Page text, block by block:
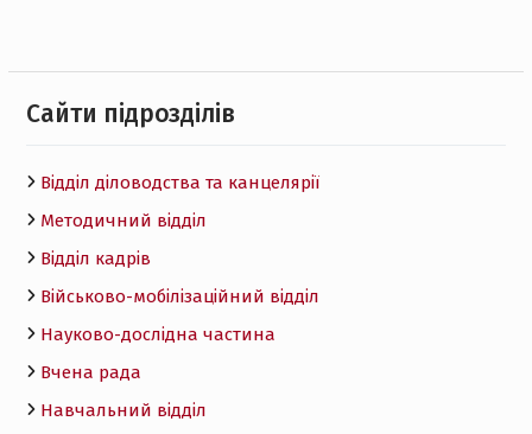
Cайти підрозділів
Відділ діловодства та канцелярії
Методичний відділ
Відділ кадрів
Військово-мобілізаційний відділ
Науково-дослідна частина
Вчена рада
Навчальний відділ